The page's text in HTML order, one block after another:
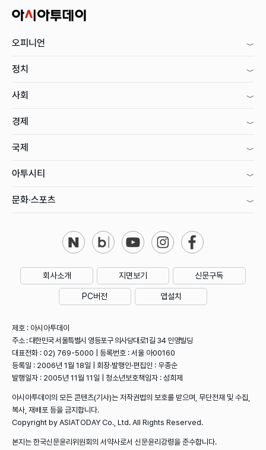
오피니언
정치
사회
경제
국제
아투시티
문화·스포츠
회사소개 지면보기 신문구독
PC버전 앱설치
제호 : 아시아투데이
주소 : 대한민국 서울특별시 영등포구 의사당대로1길 34 인영빌딩
대표전화 : 02) 769-5000 | 등록번호 : 서울 아00160
등록일 : 2006년 1월 18일 | 회장·발행인·편집인 : 우종순
발행일자 : 2005년 11월 11일 | 청소년보호책임자 : 성희제
아시아투데이의 모든 콘텐츠(기사)는 저작권법의 보호를 받으며, 무단전재 및 수집,
복사, 재배포 등을 금지합니다.
Copyright by ASIATODAY Co., Ltd. All Rights Reserved.
본지는 한국신문윤리위원회의 서약사로서 신문윤리강령을 준수합니다.